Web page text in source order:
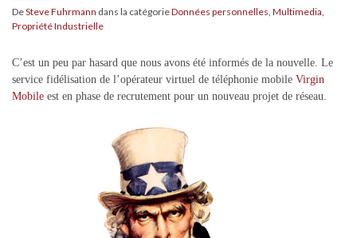
DeSteve Fuhrmann dans la catégorieDonnées personnelles Multimedia
Propriété Industrielle
C’est un peu par hasard que nous avons été informés de la nouvelle. Le
service fidélisation de l’opérateur virtuel de téléphonie mobile Virgin
Mobile est en phase de recrutement pour un nouveau projet de réseau.